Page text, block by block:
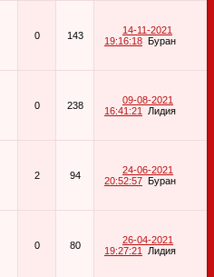
0 143
14-11-2021
19:16:18
Буран
0 238
09-08-2021
16:41:21
Лидия
2 94
24-06-2021
20:52:57
Буран
0 80
26-04-2021
19:27:21
Лидия